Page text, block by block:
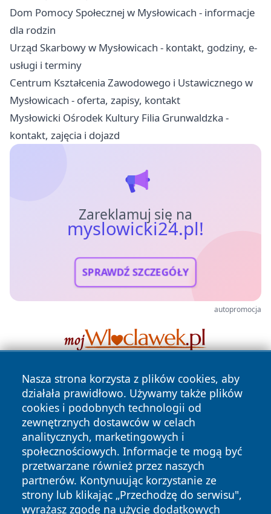
Dom Pomocy Społecznej w Mysłowicach - informacje
dla rodzin
Urząd Skarbowy w Mysłowicach - kontakt, godziny, e-
usługi i terminy
Centrum Kształcenia Zawodowego i Ustawicznego w
Mysłowicach - oferta, zapisy, kontakt
Mysłowicki Ośrodek Kultury Filia Grunwaldzka -
kontakt, zajęcia i dojazd
Zareklamuj się na
myslowicki24.pl!
SPRAWDŹ SZCZEGÓŁY
autopromocja
Nasza strona korzysta z plików cookies, aby
działała prawidłowo. Używamy także plików
cookies i podobnych technologii od
zewnętrznych dostawców w celach
analitycznych, marketingowych i
społecznościowych. Informacje te mogą być
przetwarzane również przez naszych
partnerów. Kontynuując korzystanie ze
strony lub klikając „Przechodzę do serwisu",
wyrażasz zgodę na użycie dodatkowych
Copyright © 2026 myslowicki24.pl Wszystkie prawa
zastrzeżone.
Polityka
Polityka